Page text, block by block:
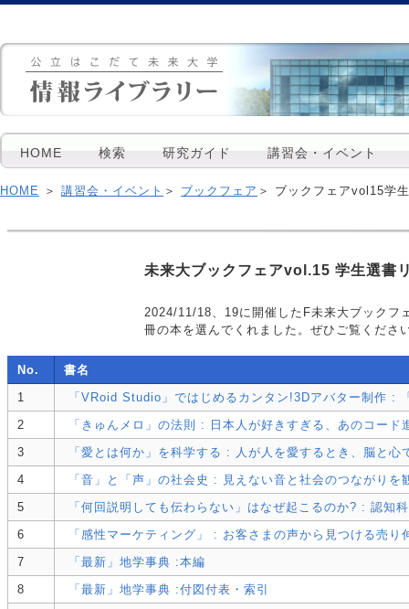
HOME 検索 研究ガイド 講習会・イベント
HOME ＞ 講習会・イベント ＞ ブックフェア ＞ ブックフェアvol15学
未来大ブックフェアvol.15 学生選書
2024/11/18、19に開催したF未来大ブックフ
冊の本を選んでくれました。ぜひご覧くださ
No.
書名
1
「VRoid Studio」ではじめるカンタン!3Dアバター制作 :
2
「きゅんメロ」の法則 : 日本人が好きすぎる、あのコード
3
「愛とは何か」を科学する : 人が人を愛するとき、脳と心
4
「音」と「声」の社会史 : 見えない音と社会のつながりを
5
「何回説明しても伝わらない」はなぜ起こるのか? : 認知
6
「感性マーケティング」 : お客さまの声から見つける売り
7
「最新」地学事典 :本編
8
「最新」地学事典 :付図付表・索引